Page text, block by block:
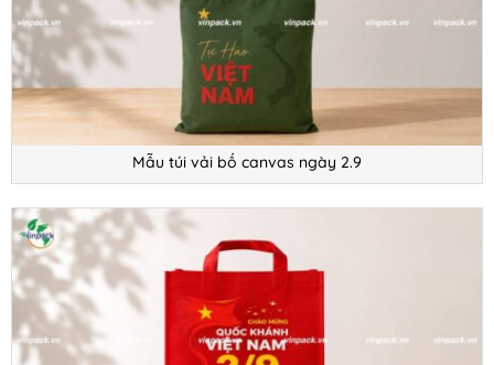
Mẫu túi vải bố canvas ngày 2.9